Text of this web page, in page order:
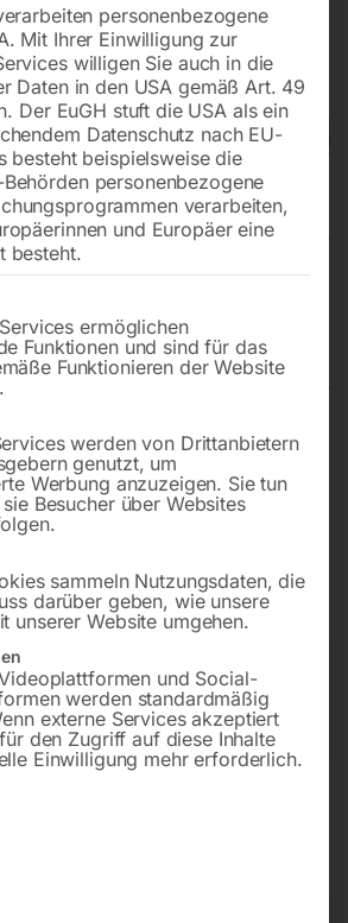
flexCAT
1100 ATEX
Hochleistungs-Industriesauger
(Österreich):€ 40,00
Versandkosten gelten für Österreich.
abweichen.
personenbezogene
Mit Ihrer Einwilligung zur
willigen Sie auch in die
Daten in den USA gemäß Art. 49
Der EuGH stuft die USA als ein
Datenschutz nach EU-
besteht beispielsweise die
personenbezogene
verarbeiten,
und Europäer eine
besteht.
Service-Gruppen, für die eine
ermöglichen
Funktionen und sind für das
Funktionieren der Website
werden von Drittanbietern
genutzt, um
Werbung anzuzeigen. Sie tun
Besucher über Websites
sammeln Nutzungsdaten, die
darüber geben, wie unsere
unserer Website umgehen.
und Social-
werden standardmäßig
externe Services akzeptiert
den Zugriff auf diese Inhalte
Einwilligung mehr erforderlich.